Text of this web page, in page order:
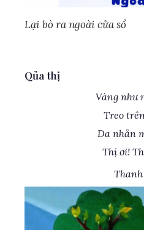
Lại bò ra ngoài cửa sổ
Qủa thị
Vàng như
Treo
Da nhẵn
Thị ơi!